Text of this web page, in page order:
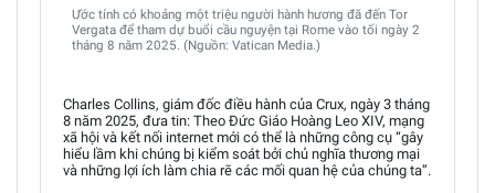
Ước tính có khoảng một triệu người hành hương đã đến Tor
Vergata để tham dự buổi cầu nguyện tại Rome vào tối ngày 2
tháng 8 năm 2025. (Nguồn: Vatican Media.)
Charles Collins, giám đốc điều hành của Crux, ngày 3 tháng
8 năm 2025, đưa tin: Theo Đức Giáo Hoàng Leo XIV, mạng
xã hội và kết nối internet mới có thể là những công cụ “gây
hiểu lầm khi chúng bị kiểm soát bởi chủ nghĩa thương mại
và những lợi ích làm chia rẽ các mối quan hệ của chúng ta”.